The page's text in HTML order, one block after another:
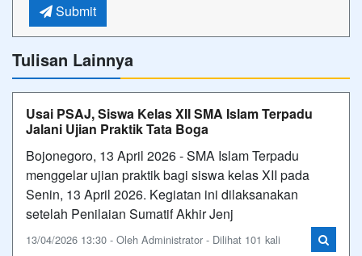
Submit
Tulisan Lainnya
Usai PSAJ, Siswa Kelas XII SMA Islam Terpadu
Jalani Ujian Praktik Tata Boga
Bojonegoro, 13 April 2026 - SMA Islam Terpadu
menggelar ujian praktik bagi siswa kelas XII pada
Senin, 13 April 2026. Kegiatan ini dilaksanakan
setelah Penilaian Sumatif Akhir Jenj
13/04/2026 13:30 - Oleh Administrator - Dilihat 101 kali